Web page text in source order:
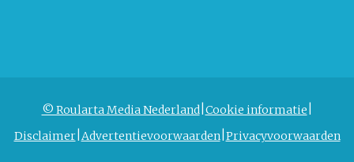
© Roularta Media Nederland Cookie informatie
Disclaimer Advertentievoorwaarden Privacyvoorwaarden